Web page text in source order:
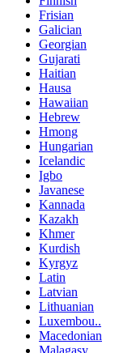
Frisian
Galician
Georgian
Gujarati
Haitian
Hausa
Hawaiian
Hebrew
Hmong
Hungarian
Icelandic
Igbo
Javanese
Kannada
Kazakh
Khmer
Kurdish
Kyrgyz
Latin
Latvian
Lithuanian
Luxembou..
Macedonian
Malagasy